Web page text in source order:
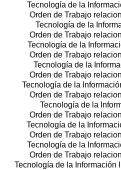
Tecnología de la
Orden de Trabajo
Tecnología de la
Orden de Trabajo
Tecnología de la
Orden de Trabajo
Tecnología de la
Orden de Trabajo
Tecnología de la
Orden de Trabajo
Tecnología de la
Orden de Trabajo
Tecnología de la
Orden de Trabajo
Tecnología de la
Orden de Trabajo
Tecnología de la Información